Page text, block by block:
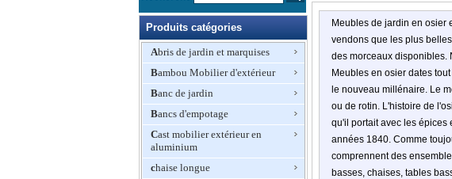
Produits catégories
Abris de jardin et marquises
Bambou Mobilier d'extérieur
Banc de jardin
Bancs d'empotage
Cast mobilier extérieur en
aluminium
chaise longue
Meubles de jardin en osier
vendons que les plus
des morceaux disponibles.
Meubles en osier dates
le nouveau millénaire. Le
ou de rotin. L'histoire de
qu'il portait avec les épices
années 1840. Comme
comprennent des
basses, chaises, tables